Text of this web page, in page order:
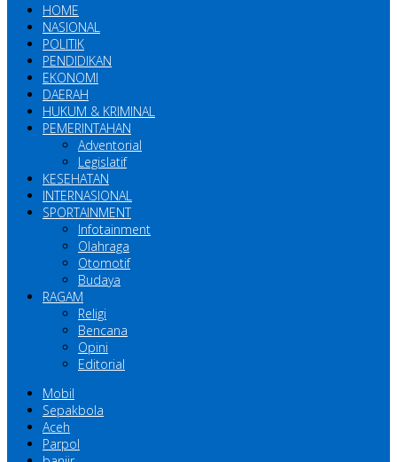
HOME
NASIONAL
POLITIK
PENDIDIKAN
EKONOMI
DAERAH
HUKUM & KRIMINAL
PEMERINTAHAN
Adventorial
Legislatif
KESEHATAN
INTERNASIONAL
SPORTAINMENT
Infotainment
Olahraga
Otomotif
Budaya
RAGAM
Religi
Bencana
Opini
Editorial
Mobil
Sepakbola
Aceh
Parpol